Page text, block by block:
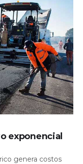
exponencial
genera costos